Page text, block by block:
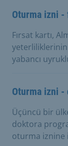
Oturma izni -
Fırsat kartı,
yeterliliklerinin
yabancı
Oturma izni -
Üçüncü bir
doktora
oturma iznine